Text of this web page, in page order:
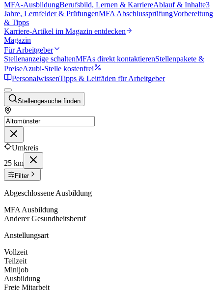
MFA-AusbildungBerufsbild, Lernen & KarriereAblauf & Inhalte3
Jahre, Lernfelder & PrüfungenMFA AbschlussprüfungVorbereitung
& Tipps
Karriere-Artikel im Magazin entdecken
Magazin
Für Arbeitgeber
Stellenanzeige schaltenMFAs direkt kontaktierenStellenpakete &
PreiseAzubi-Stelle kostenfrei
PersonalwissenTipps & Leitfäden für Arbeitgeber
Stellengesuche finden
Umkreis
25 km
Filter
Abgeschlossene Ausbildung
MFA Ausbildung
Anderer Gesundheitsberuf
Anstellungsart
Vollzeit
Teilzeit
Minijob
Ausbildung
Freie Mitarbeit